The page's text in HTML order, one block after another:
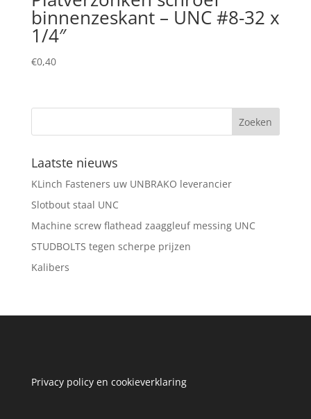
binnenzeskant – UNC #8-32 x
1/4″
€0,40
Laatste nieuws
KLinch Fasteners uw UNBRAKO leverancier
Slotbout staal UNC
Machine screw flathead zaaggleuf messing UNC
STUDBOLTS tegen scherpe prijzen
Kalibers
Privacy policy en cookieverklaring